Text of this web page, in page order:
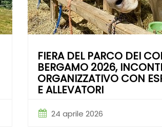
FIERA DEL PARCO DEI
BERGAMO 2026,
ORGANIZZATIVO CON
E ALLEVATORI
24 aprile 2026